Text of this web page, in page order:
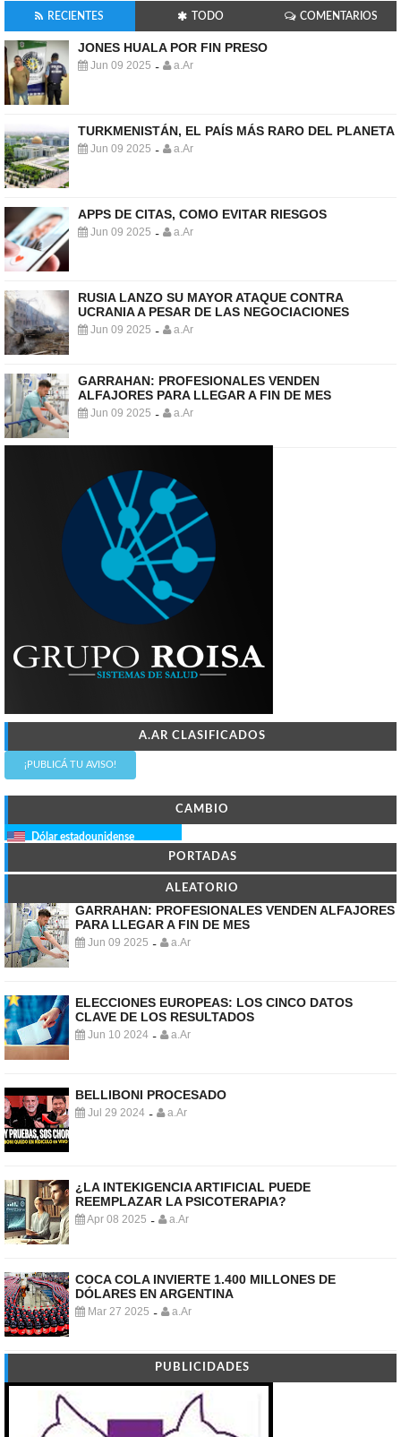
RECIENTES TODO COMENTARIOS
JONES HUALA POR FIN PRESO
Jun 09 2025 - a.Ar
TURKMENISTÁN, EL PAÍS MÁS RARO DEL PLANETA
Jun 09 2025 - a.Ar
APPS DE CITAS, COMO EVITAR RIESGOS
Jun 09 2025 - a.Ar
RUSIA LANZO SU MAYOR ATAQUE CONTRA
UCRANIA A PESAR DE LAS NEGOCIACIONES
Jun 09 2025 - a.Ar
GARRAHAN: PROFESIONALES VENDEN
ALFAJORES PARA LLEGAR A FIN DE MES
Jun 09 2025 - a.Ar
A.AR CLASIFICADOS
¡PUBLICÁ TU AVISO!
CAMBIO
Dólar estadounidense
PORTADAS
ALEATORIO
GARRAHAN: PROFESIONALES VENDEN ALFAJORES
PARA LLEGAR A FIN DE MES
Jun 09 2025 - a.Ar
ELECCIONES EUROPEAS: LOS CINCO DATOS
CLAVE DE LOS RESULTADOS
Jun 10 2024 - a.Ar
BELLIBONI PROCESADO
Jul 29 2024 - a.Ar
¿LA INTEKIGENCIA ARTIFICIAL PUEDE
REEMPLAZAR LA PSICOTERAPIA?
Apr 08 2025 - a.Ar
COCA COLA INVIERTE 1.400 MILLONES DE
DÓLARES EN ARGENTINA
Mar 27 2025 - a.Ar
PUBLICIDADES